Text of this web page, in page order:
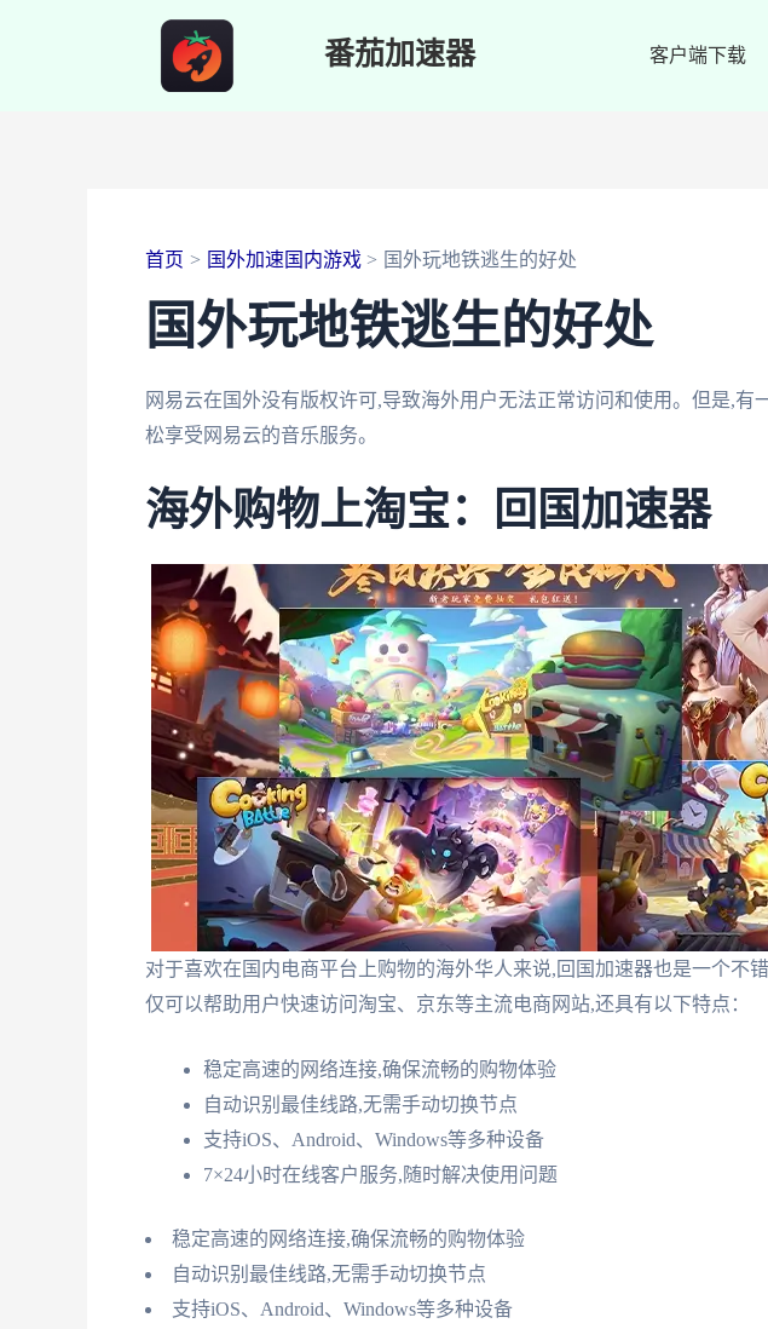
番茄加速器 客户端下载
首页 国外加速国内游戏 国外玩地铁逃生的好处
国外玩地铁逃生的好处
网易云在国外没有版权许可,导致海外用户无法正常访问和使用。但是,有
松享受网易云的音乐服务。
海外购物上淘宝：回国加速器
对于喜欢在国内电商平台上购物的海外华人来说,回国加速器也是一个不
仅可以帮助用户快速访问淘宝、京东等主流电商网站,还具有以下特点：
稳定高速的网络连接,确保流畅的购物体验
自动识别最佳线路,无需手动切换节点
支持iOS、Android、Windows等多种设备
7×24小时在线客户服务,随时解决使用问题
稳定高速的网络连接,确保流畅的购物体验
自动识别最佳线路,无需手动切换节点
支持iOS、Android、Windows等多种设备